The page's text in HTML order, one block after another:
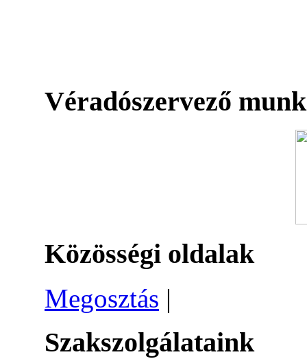
Véradószervező
Közösségi oldalak
Megosztás |
Szakszolgálataink